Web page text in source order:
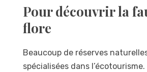
Pour découvrir la
flore
Beaucoup de réserves
spécialisées dans